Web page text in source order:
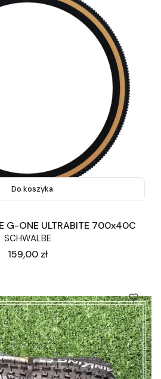
Do koszyka
G-ONE ULTRABITE 700x40C
SCHWALBE
Cena
159,00 zł